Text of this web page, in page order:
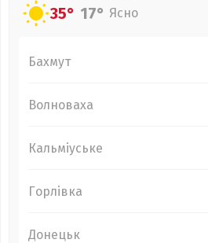
35° 17° Ясно
Бахмут
Волноваха
Кальміуське
Горлівка
Донецьк